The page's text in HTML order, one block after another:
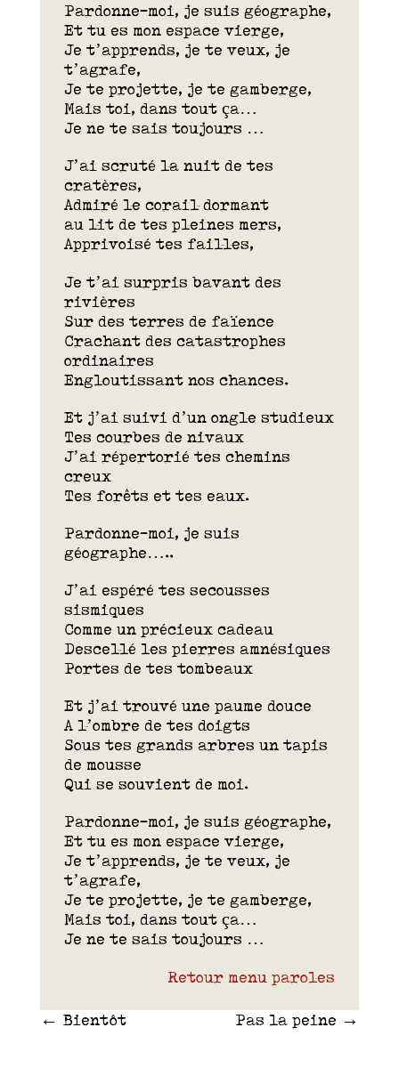
Pardonne-moi, je suis géographe,
Et tu es mon espace vierge,
Je t’apprends, je te veux, je
t’agrafe,
Je te projette, je te gamberge,
Mais toi, dans tout ça…
Je ne te sais toujours …
J’ai scruté la nuit de tes
cratères,
Admiré le corail dormant
au lit de tes pleines mers,
Apprivoisé tes failles,
Je t’ai surpris bavant des
rivières
Sur des terres de faïence
Crachant des catastrophes
ordinaires
Engloutissant nos chances.
Et j’ai suivi d’un ongle studieux
Tes courbes de nivaux
J’ai répertorié tes chemins
creux
Tes forêts et tes eaux.
Pardonne-moi, je suis
géographe…..
J’ai espéré tes secousses
sismiques
Comme un précieux cadeau
Descellé les pierres amnésiques
Portes de tes tombeaux
Et j’ai trouvé une paume douce
A l’ombre de tes doigts
Sous tes grands arbres un tapis
de mousse
Qui se souvient de moi.
Pardonne-moi, je suis géographe,
Et tu es mon espace vierge,
Je t’apprends, je te veux, je
t’agrafe,
Je te projette, je te gamberge,
Mais toi, dans tout ça…
Je ne te sais toujours …
Retour menu paroles
← Bientôt Pas la peine →